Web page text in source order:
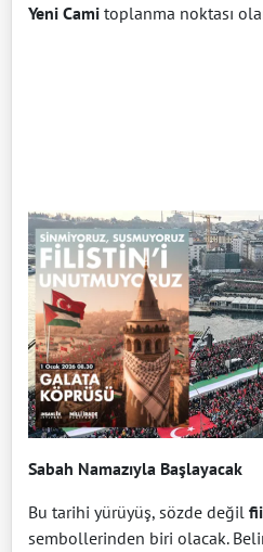
Yeni Cami toplanma noktası
Sabah Namazıyla Başlayacak
Bu tarihi yürüyüş, sözde değil
sembollerinden biri olacak.